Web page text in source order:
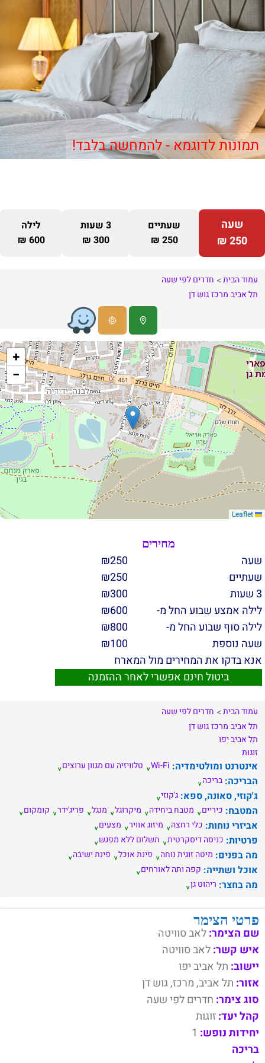
תמונות לדוגמא - להמחשה בלבד!
שעה
250 ₪
שעתיים
250 ₪
3 שעות
300 ₪
לילה
600 ₪
עמוד הבית
חדרים לפי שעה
תל אביב מרכזגוש דן
+
−
מחירים
שעה 250
₪
שעתיים
250
₪
3 שעות
300
₪
לילה אמצע שבוע החל מ-
600
₪
לילה סוף שבוע החל מ-
800
₪
שעה נוספת
100
₪
אנא בדקו את המחירים מול המארח
ביטול חינם אפשרי לאחר ההזמנה
עמוד הבית
חדרים לפי שעה
תל אביב מרכזגוש דן
תל אביב יפו
זוגות
אינטרנט ומולטימדיה: Wi-Fi טלוויזיה עם מגוון ערוצים
הבריכה: בריכה
ג'קוזי, סאונה, ספא: ג'קוזי
המטבח: כיריים מטבח ביחידה מיקרוגל מנגל פריג'ידר קומקום
אביזרי נוחות: כלי רחצה מיזוג אוויר מצעים
פרטיות: כניסה דיסקרטית תשלום ללא מפגש
מה בפנים: מיטה זוגית נוחה פינת אוכל פינת ישיבה
אוכל ושתייה: קפה ותה לאורחים
מה בחצר: ריהוט גן
פרטי הצימר
שם הצימר:לאב סוויטה
איש קשר:לאב סוויטה
יישוב: תל אביב יפו
אזור: תל אביב, מרכז, גוש דן
סוג צימר: חדרים לפי שעה
קהל יעד:זוגות
יחידות נופש: 1
בריכה